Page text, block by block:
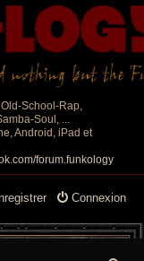
School-Rap,
Soul, ...
Android, iPad et
forum.funkology
Connexion